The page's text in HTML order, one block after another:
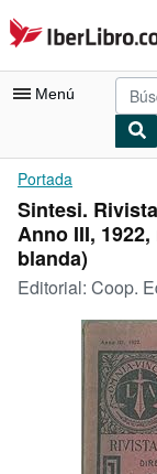
Pasar al
IberLibro.com
Menú
Mi cuenta
Consultar mis
Búsqueda avanzada
Colecciones
Libros antiguos
Arte y
Vendedores
Comenzar a vender
Portada
Sintesi.
Anno III,
blanda)
Editorial: Coop.